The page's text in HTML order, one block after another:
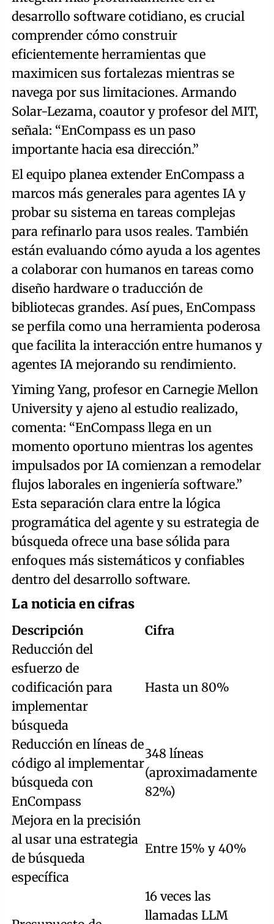
desarrollo software cotidiano, es crucial
comprender cómo construir
eficientemente herramientas que
maximicen sus fortalezas mientras se
navega por sus limitaciones. Armando
Solar-Lezama, coautor y profesor del MIT,
señala: “EnCompass es un paso
importante hacia esa dirección.”
El equipo planea extender EnCompass a
marcos más generales para agentes IA y
probar su sistema en tareas complejas
para refinarlo para usos reales. También
están evaluando cómo ayuda a los agentes
a colaborar con humanos en tareas como
diseño hardware o traducción de
bibliotecas grandes. Así pues, EnCompass
se perfila como una herramienta poderosa
que facilita la interacción entre humanos y
agentes IA mejorando su rendimiento.
Yiming Yang, profesor en Carnegie Mellon
University y ajeno al estudio realizado,
comenta: “EnCompass llega en un
momento oportuno mientras los agentes
impulsados por IA comienzan a remodelar
flujos laborales en ingeniería software.”
Esta separación clara entre la lógica
programática del agente y su estrategia de
búsqueda ofrece una base sólida para
enfoques más sistemáticos y confiables
dentro del desarrollo software.
La noticia en cifras
Descripción
Cifra
Reducción del
esfuerzo de
codificación para
implementar
búsqueda
Hasta un 80%
Reducción en líneas de
código al implementar
búsqueda con
EnCompass
348 líneas
(aproximadamente
82%)
Mejora en la precisión
al usar una estrategia
de búsqueda
específica
Entre 15% y 40%
16 veces las
llamadas LLM